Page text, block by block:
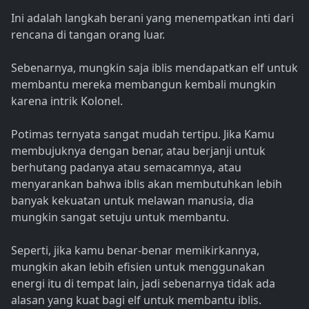
Ini adalah langkah berani yang menempatkan inti dari
rencana di tangan orang luar.
Sebenarnya, mungkin saja iblis mendapatkan elf untuk
membantu mereka membangun kembali mungkin
karena intrik Kolonel.
Potimas ternyata sangat mudah tertipu. Jika Kamu
membujuknya dengan benar, atau berjanji untuk
berhutang padanya atau semacamnya, atau
menyarankan bahwa iblis akan membutuhkan lebih
banyak kekuatan untuk melawan manusia, dia
mungkin sangat setuju untuk membantu.
Seperti, jika kamu benar-benar memikirkannya,
mungkin akan lebih efisien untuk menggunakan
energi itu di tempat lain, jadi sebenarnya tidak ada
alasan yang kuat bagi elf untuk membantu iblis.